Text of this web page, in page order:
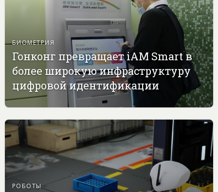
БИОМЕТРИЯ
Гонконг превращает iAM Smart в
более широкую инфраструктуру
цифровой идентификации
РОБОТЫ